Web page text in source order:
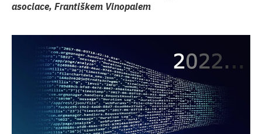
asociace, Františkem Vinopalem